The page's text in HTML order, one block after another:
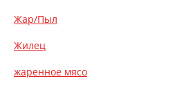
Жар/Пыл
Жилец
жаренное мясо